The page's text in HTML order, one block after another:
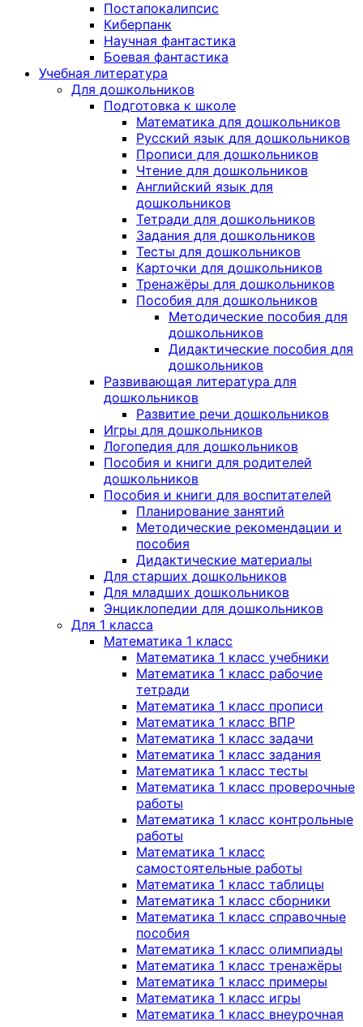
Постапокалипсис
Киберпанк
Научная фантастика
Боевая фантастика
Учебная литература
Для дошкольников
Подготовка к школе
Математика для дошкольников
Русский язык для дошкольников
Прописи для дошкольников
Чтение для дошкольников
Английский язык для
дошкольников
Тетради для дошкольников
Задания для дошкольников
Тесты для дошкольников
Карточки для дошкольников
Тренажёры для дошкольников
Пособия для дошкольников
Методические пособия для
дошкольников
Дидактические пособия для
дошкольников
Развивающая литература для
дошкольников
Развитие речи дошкольников
Игры для дошкольников
Логопедия для дошкольников
Пособия и книги для родителей
дошкольников
Пособия и книги для воспитателей
Планирование занятий
Методические рекомендации и
пособия
Дидактические материалы
Для старших дошкольников
Для младших дошкольников
Энциклопедии для дошкольников
Для 1 класса
Математика 1 класс
Математика 1 класс учебники
Математика 1 класс рабочие
тетради
Математика 1 класс прописи
Математика 1 класс ВПР
Математика 1 класс задачи
Математика 1 класс задания
Математика 1 класс тесты
Математика 1 класс проверочные
работы
Математика 1 класс контрольные
работы
Математика 1 класс
самостоятельные работы
Математика 1 класс таблицы
Математика 1 класс сборники
Математика 1 класс справочные
пособия
Математика 1 класс олимпиады
Математика 1 класс тренажёры
Математика 1 класс примеры
Математика 1 класс игры
Математика 1 класс внеурочная